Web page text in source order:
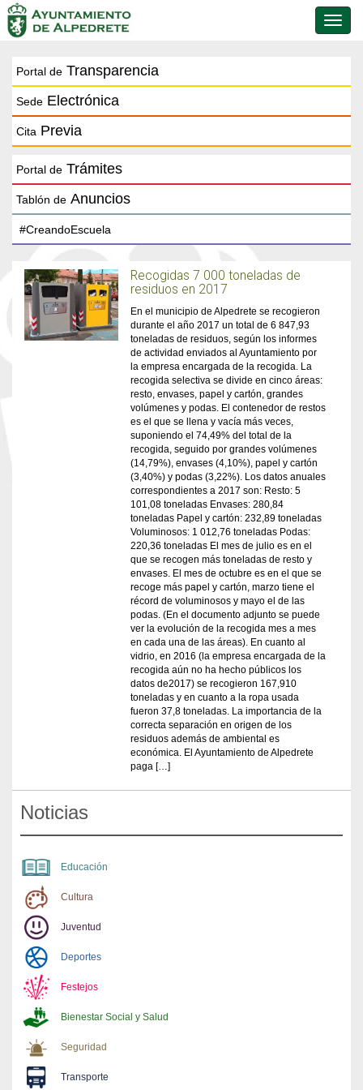
de
Portal de Transparencia
Sede Electrónica
Cita Previa
Portal de Trámites
Tablón de Anuncios
Recogidas 7 000 toneladas de
residuos en 2017
En el municipio de Alpedrete se recogieron
durante el año 2017 un total de 6 847,93
toneladas de residuos, según los informes
de actividad enviados al Ayuntamiento por
la empresa encargada de la recogida. La
recogida selectiva se divide en cinco áreas:
resto, envases, papel y cartón, grandes
volúmenes y podas. El contenedor de restos
es el que se llena y vacía más veces,
suponiendo el 74,49% del total de la
recogida, seguido por grandes volúmenes
(14,79%), envases (4,10%), papel y cartón
(3,40%) y podas (3,22%). Los datos anuales
correspondientes a 2017 son: Resto: 5
101,08 toneladas Envases: 280,84
toneladas Papel y cartón: 232,89 toneladas
Voluminosos: 1 012,76 toneladas Podas:
220,36 toneladas El mes de julio es en el
que se recogen más toneladas de resto y
envases. El mes de octubre es en el que se
recoge más papel y cartón, marzo tiene el
récord de voluminosos y mayo el de las
podas. (En el documento adjunto se puede
ver la evolución de la recogida mes a mes
en cada una de las áreas). En cuanto al
vidrio, en 2016 (la empresa encargada de la
recogida aún no ha hecho públicos los
datos de2017) se recogieron 167,910
toneladas y en cuanto a la ropa usada
fueron 37,8 toneladas. La importancia de la
correcta separación en origen de los
residuos además de ambiental es
económica. El Ayuntamiento de Alpedrete
paga […]
Noticias
Educación
Cultura
Juventud
Deportes
Festejos
Bienestar Social y Salud
Seguridad
Transporte